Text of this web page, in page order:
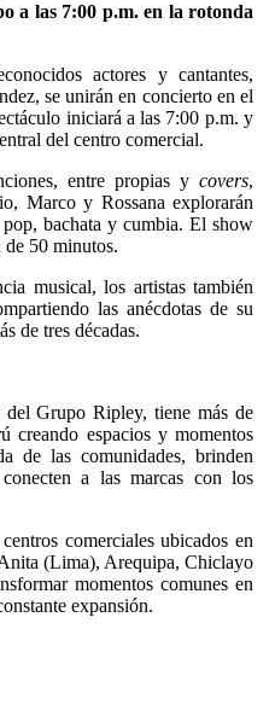
a las 7:00 p.m. en la rotonda
actores y cantantes,
se unirán en concierto en el
iniciará a las 7:00 p.m. y
del centro comercial.
entre propias y covers,
Marco y Rossana explorarán
bachata y cumbia. El show
50 minutos.
musical, los artistas también
las anécdotas de su
de tres décadas.
Grupo Ripley, tiene más de
creando espacios y momentos
de las comunidades, brinden
a las marcas con los
comerciales ubicados en
(Lima), Arequipa, Chiclayo
momentos comunes en
expansión.